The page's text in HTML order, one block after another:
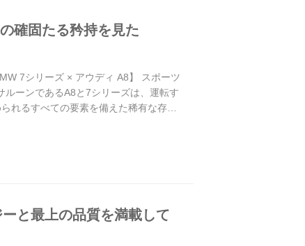
確固たる矜持を見た
7シリーズ × アウディ A8】 スポーツ
ーンであるA8と7シリーズは、運転す
れるすべての要素を備えた稀有な存在
と最上の品質を満載して